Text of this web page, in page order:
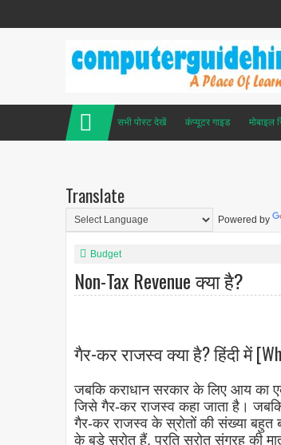
सभी पोस्ट देखें कंप्यूटर गाइड मोबाइल
Translate
Powered by
Budget
Non-Tax Revenue क्या है?
गैर-कर राजस्व क्या है? हिंदी में
जबकि कराधान सरकार के लिए आय का
जिसे गैर-कर राजस्व कहा जाता है।
गैर-कर राजस्व के स्रोतों की संख्या बहुत
के बड़े स्रोत हैं, प्रति स्रोत संग्रह की